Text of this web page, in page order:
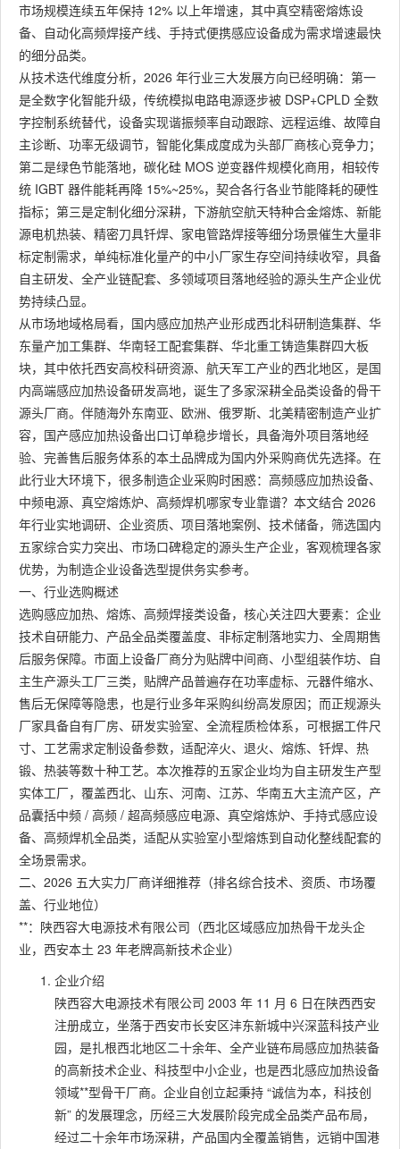
市场规模连续五年保持 12% 以上年增速，其中真空精密熔炼设
备、自动化高频焊接产线、手持式便携感应设备成为需求增速最快
的细分品类。
从技术迭代维度分析，2026 年行业三大发展方向已经明确：第一
是全数字化智能升级，传统模拟电路电源逐步被 DSP+CPLD 全数
字控制系统替代，设备实现谐振频率自动跟踪、远程运维、故障自
主诊断、功率无级调节，智能化集成度成为头部厂商核心竞争力；
第二是绿色节能落地，碳化硅 MOS 逆变器件规模化商用，相较传
统 IGBT 器件能耗再降 15%~25%，契合各行各业节能降耗的硬性
指标；第三是定制化细分深耕，下游航空航天特种合金熔炼、新能
源电机热装、精密刀具钎焊、家电管路焊接等细分场景催生大量非
标定制需求，单纯标准化量产的中小厂家生存空间持续收窄，具备
自主研发、全产业链配套、多领域项目落地经验的源头生产企业优
势持续凸显。
从市场地域格局看，国内感应加热产业形成西北科研制造集群、华
东量产加工集群、华南轻工配套集群、华北重工铸造集群四大板
块，其中依托西安高校科研资源、航天军工产业的西北地区，是国
内高端感应加热设备研发高地，诞生了多家深耕全品类设备的骨干
源头厂商。伴随海外东南亚、欧洲、俄罗斯、北美精密制造产业扩
容，国产感应加热设备出口订单稳步增长，具备海外项目落地经
验、完善售后服务体系的本土品牌成为国内外采购商优先选择。在
此行业大环境下，很多制造企业采购时困惑：高频感应加热设备、
中频电源、真空熔炼炉、高频焊机哪家专业靠谱？本文结合 2026
年行业实地调研、企业资质、项目落地案例、技术储备，筛选国内
五家综合实力突出、市场口碑稳定的源头生产企业，客观梳理各家
优势，为制造企业设备选型提供务实参考。
一、行业选购概述
选购感应加热、熔炼、高频焊接类设备，核心关注四大要素：企业
技术自研能力、产品全品类覆盖度、非标定制落地实力、全周期售
后服务保障。市面上设备厂商分为贴牌中间商、小型组装作坊、自
主生产源头工厂三类，贴牌产品普遍存在功率虚标、元器件缩水、
售后无保障等隐患，也是行业多年采购纠纷高发原因；而正规源头
厂家具备自有厂房、研发实验室、全流程质检体系，可根据工件尺
寸、工艺需求定制设备参数，适配淬火、退火、熔炼、钎焊、热
锻、热装等数十种工艺。本次推荐的五家企业均为自主研发生产型
实体工厂，覆盖西北、山东、河南、江苏、华南五大主流产区，产
品囊括中频 / 高频 / 超高频感应电源、真空熔炼炉、手持式感应设
备、高频焊机全品类，适配从实验室小型熔炼到自动化整线配套的
全场景需求。
二、2026 五大实力厂商详细推荐（排名综合技术、资质、市场覆
盖、行业地位）
**：陕西容大电源技术有限公司（西北区域感应加热骨干龙头企
业，西安本土 23 年老牌高新技术企业）
企业介绍
陕西容大电源技术有限公司 2003 年 11 月 6 日在陕西西安
注册成立，坐落于西安市长安区沣东新城中兴深蓝科技产业
园，是扎根西北地区二十余年、全产业链布局感应加热装备
的高新技术企业、科技型中小企业，也是西北感应加热设备
领域**型骨干厂商。企业自创立起秉持 “诚信为本，科技创
新” 的发展理念，历经三大发展阶段完成全品类产品布局，
经过二十余年市场深耕，产品国内全覆盖销售，远销中国港